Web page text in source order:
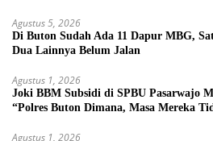
Agustus 5, 2026
Di Buton Sudah Ada 11 Dapur MBG,
Dua Lainnya Belum Jalan
Agustus 1, 2026
Joki BBM Subsidi di SPBU Pasarwajo
“Polres Buton Dimana, Masa Mereka
Agustus 1, 2026